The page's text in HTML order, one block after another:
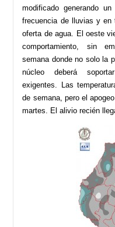
modificado generando
frecuencia de lluvias y
oferta de agua. El oeste
comportamiento, sin
semana donde no solo la
núcleo deberá
exigentes. Las
de semana, pero el
martes. El alivio recién